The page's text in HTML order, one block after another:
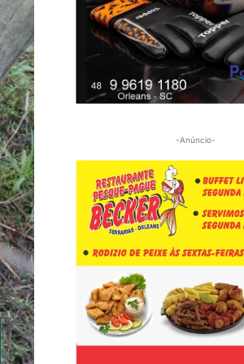
-Anúncio-